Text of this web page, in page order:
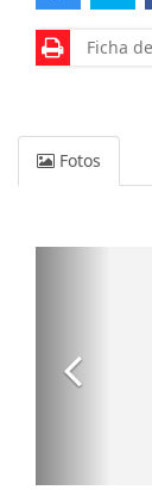
Ficha
Fotos